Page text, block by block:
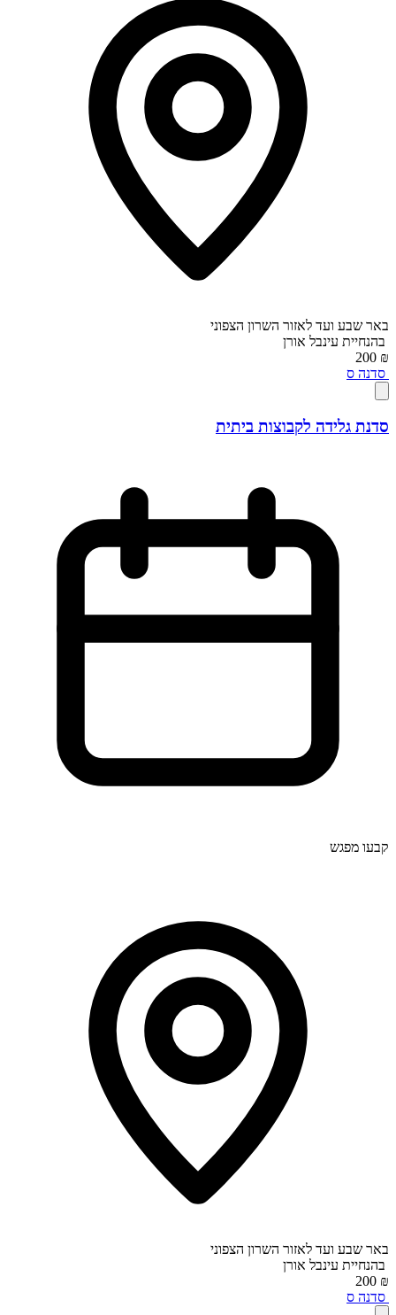
באר שבע ועד לאזור השרון הצפוני
בהנחיית עינבל אורן
₪ 200
סדנה ס
סדנת גלידה לקבוצות ביתית
קבעו מפגש
באר שבע ועד לאזור השרון הצפוני
בהנחיית עינבל אורן
₪ 200
סדנה ס